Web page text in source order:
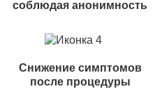
соблюдая анонимность
Снижение симптомов
после процедуры